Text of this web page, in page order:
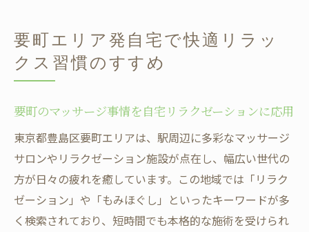
要町エリア発自宅で快適リラッ
クス習慣のすすめ
要町のマッサージ事情を自宅リラクゼーションに応用
東京都豊島区要町エリアは、駅周辺に多彩なマッサージ
サロンやリラクゼーション施設が点在し、幅広い世代の
方が日々の疲れを癒しています。この地域では「リラク
ゼーション」や「もみほぐし」といったキーワードが多
く検索されており、短時間でも本格的な施術を受けられ